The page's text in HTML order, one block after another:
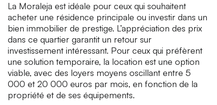
La Moraleja est idéale pour ceux qui souhaitent
acheter une résidence principale ou investir dans un
bien immobilier de prestige. L’appréciation des prix
dans ce quartier garantit un retour sur
investissement intéressant. Pour ceux qui préfèrent
une solution temporaire, la location est une option
viable, avec des loyers moyens oscillant entre 5
000 et 20 000 euros par mois, en fonction de la
propriété et de ses équipements.